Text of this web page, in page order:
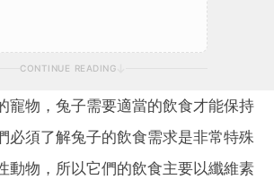
CONTINUE READING
寵物，兔子需要適當的飲食才能保持
必須了解兔子的飲食需求是非常特殊
動物，所以它們的飲食主要以纖維素